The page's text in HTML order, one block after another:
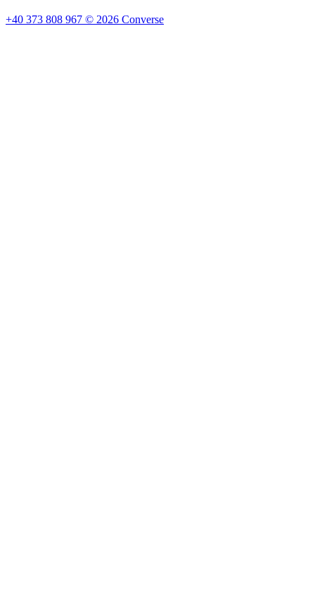
+40 373 808 967 © 2026 Converse